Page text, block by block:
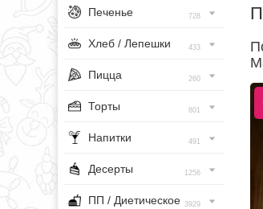
Печенье 728
Хлеб / Лепешки 433
Пицца 260
Торты 801
Напитки 491
Десерты 1256
ПП / Диетическое 3929